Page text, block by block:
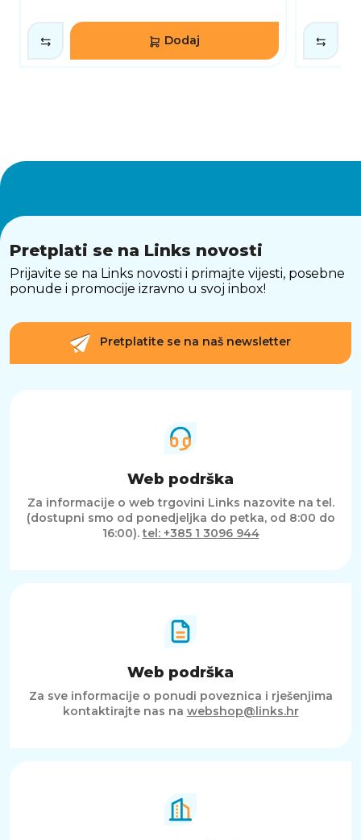
Dodaj
Pretplati se na Links novosti
Prijavite se na Links novosti i primajte vijesti, posebne
ponude i promocije izravno u svoj inbox!
Pretplatite se na naš newsletter
Web podrška
Za informacije o web trgovini Links nazovite na tel.
(dostupni smo od ponedjeljka do petka, od 8:00 do
16:00).tel: +385 1 3096 944
Web podrška
Za sve informacije o ponudi poveznica i rješenjima
kontaktirajte nas na webshop@links.hr